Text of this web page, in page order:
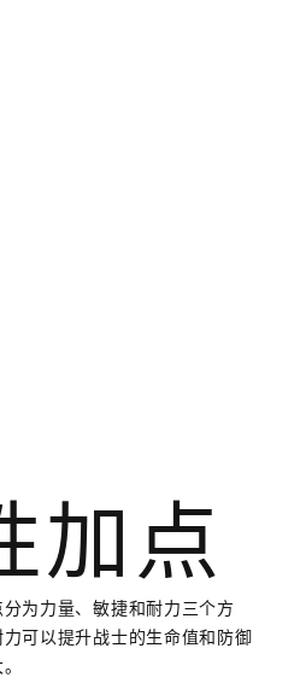
加点
为力量、敏捷和耐力三个方
可以提升战士的生命值和防御